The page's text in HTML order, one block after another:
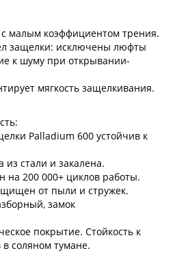
малым коэффициентом трения.
защелки: исключены люфты
к шуму при открывании-
мягкость защелкивания.
Palladium 600 устойчив к
из стали и закалена.
на 200 000+ циклов работы.
от пыли и стружек.
замок
покрытие. Стойкость к
в соляном тумане.